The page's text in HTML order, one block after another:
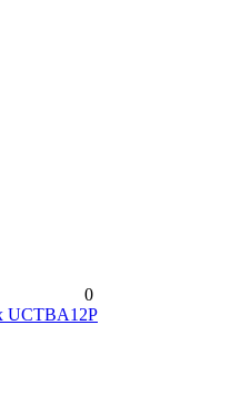
0
UCTBA12P